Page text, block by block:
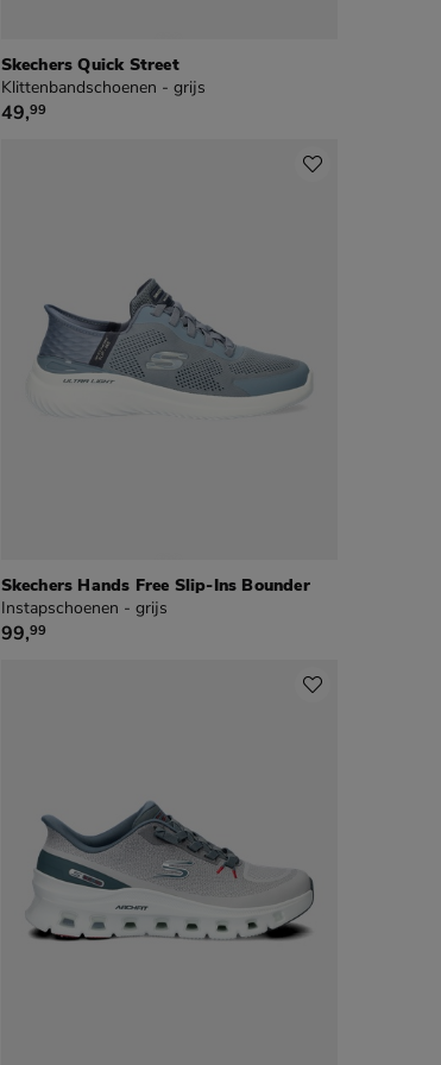
Skechers Quick Street
Klittenbandschoenen - grijs
€ 49,99
49,99
Skechers Hands Free Slip-Ins Bounder
Instapschoenen - grijs
€ 99,99
99,99